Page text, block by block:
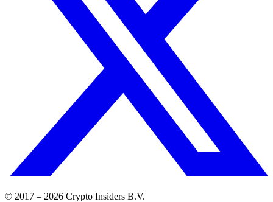
© 2017 – 2026 Crypto Insiders B.V.